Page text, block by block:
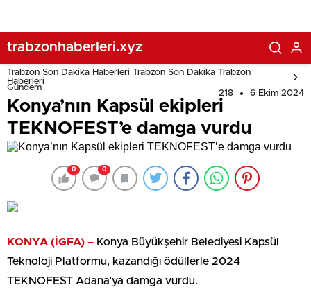
trabzonhaberleri.xyz
Trabzon Son Dakika Haberleri Trabzon Son Dakika Trabzon
Haberleri
Gündem
218 6 Ekim 2024
Konya’nın Kapsül ekipleri
TEKNOFEST’e damga vurdu
0 0
KONYA (İGFA) – Konya Büyükşehir Belediyesi Kapsül
Teknoloji Platformu, kazandığı ödüllerle 2024
TEKNOFEST Adana’ya damga vurdu.